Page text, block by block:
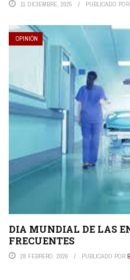
11 DICIEMBRE, 2025 PUBLICADO POR
OPINIÓN
DIA MUNDIAL DE LAS
FRECUENTES
28 FEBRERO, 2026 PUBLICADO POR